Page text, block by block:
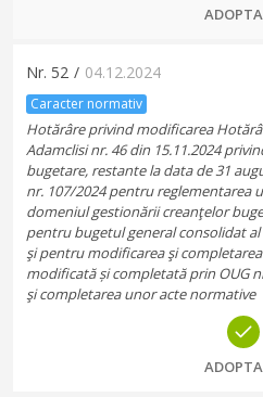
Nr. 52 / 04.12.2024
Caracter normativ
Hotărâre privind modificarea
Adamclisi nr. 46 din 15.11.2024
bugetare, restante la data de 31
nr. 107/2024 pentru reglementarea
domeniul gestionării creanţelor
pentru bugetul general consolidat
şi pentru modificarea şi
modificată și completată prin OUG
şi completarea unor acte normative